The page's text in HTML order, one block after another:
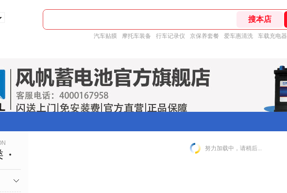
汽车贴膜 摩托车装备 行车记录仪 京保养套餐 爱车惠清洗 车载充电器
努力加载中，请稍后...